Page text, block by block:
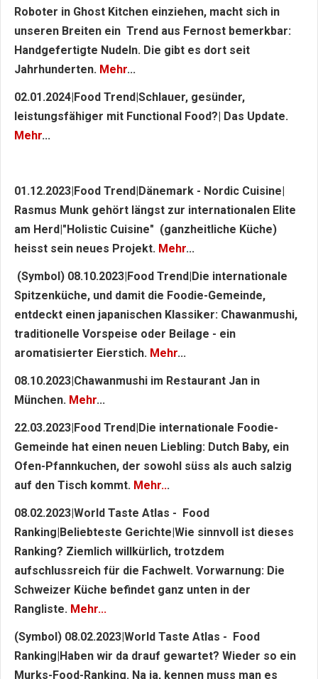
Roboter in Ghost Kitchen einziehen, macht sich in
unseren Breiten ein Trend aus Fernost bemerkbar:
Handgefertigte Nudeln. Die gibt es dort seit
Jahrhunderten. Mehr...
02.01.2024|Food Trend|Schlauer, gesünder,
leistungsfähiger mit Functional Food?| Das Update.
Mehr...
01.12.2023|Food Trend|Dänemark - Nordic Cuisine|
Rasmus Munk gehört längst zur internationalen Elite
am Herd|"Holistic Cuisine" (ganzheitliche Küche)
heisst sein neues Projekt. Mehr...
(Symbol) 08.10.2023|Food Trend|Die internationale
Spitzenküche, und damit die Foodie-Gemeinde,
entdeckt einen japanischen Klassiker: Chawanmushi,
traditionelle Vorspeise oder Beilage - ein
aromatisierter Eierstich. Mehr...
08.10.2023|Chawanmushi im Restaurant Jan in
München. Mehr...
22.03.2023|Food Trend|Die internationale Foodie-
Gemeinde hat einen neuen Liebling: Dutch Baby, ein
Ofen-Pfannkuchen, der sowohl süss als auch salzig
auf den Tisch kommt. Mehr...
08.02.2023|World Taste Atlas - Food
Ranking|Beliebteste Gerichte|Wie sinnvoll ist dieses
Ranking? Ziemlich willkürlich, trotzdem
aufschlussreich für die Fachwelt. Vorwarnung: Die
Schweizer Küche befindet ganz unten in der
Rangliste. Mehr...
(Symbol) 08.02.2023|World Taste Atlas - Food
Ranking|Haben wir da drauf gewartet? Wieder so ein
Murks-Food-Ranking. Na ja, kennen muss man es